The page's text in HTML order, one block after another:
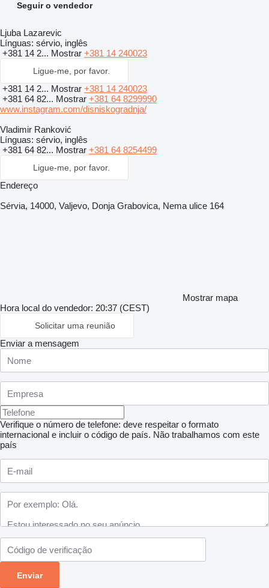
Seguir o vendedor
Ljuba Lazarevic
Línguas: sérvio, inglês
+381 14 2... Mostrar +381 14 240023
Ligue-me, por favor.
+381 14 2... Mostrar +381 14 240023
+381 64 82... Mostrar +381 64 8299990
www.instagram.com/disniskogradnja/
Vladimir Ranković
Línguas: sérvio, inglês
+381 64 82... Mostrar +381 64 8254499
Ligue-me, por favor.
Endereço
Sérvia, 14000, Valjevo, Donja Grabovica, Nema ulice 164
Mostrar mapa
Hora local do vendedor: 20:37 (CEST)
Solicitar uma reunião
Enviar a mensagem
Verifique o número de telefone: deve respeitar o formato
internacional e incluir o código de país. Não trabalhamos com este
país